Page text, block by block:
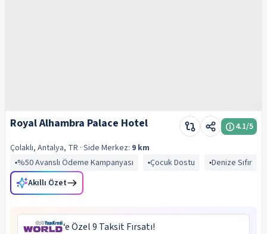
Royal Alhambra Palace Hotel 4.1/5
Çolaklı, Antalya, TR · Side Merkez: 9 km
%50 Avanslı Ödeme Kampanyası
Çocuk Dostu
Denize Sıfır
Akıllı Özet
‘e Özel 9 Taksit Fırsatı!